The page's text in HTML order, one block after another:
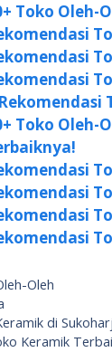
Toko Oleh-
Toko Oleh-
Oleh
di
Keramik